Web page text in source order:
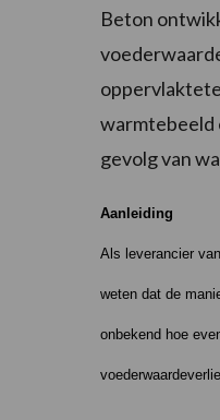
Beton
warmtebeeld
gevolg van
Aanleiding
Als leverancier
weten dat de
onbekend hoe